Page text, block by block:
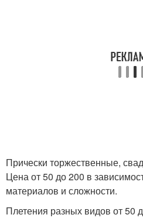
Прически торжественные,
Цена от 50 до 200 в
материалов и сложности.
Плетения разных видов от 50